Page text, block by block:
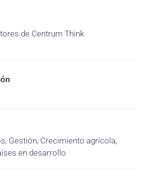
de Centrum Think
Gestión, Crecimiento agrícola,
en desarrollo